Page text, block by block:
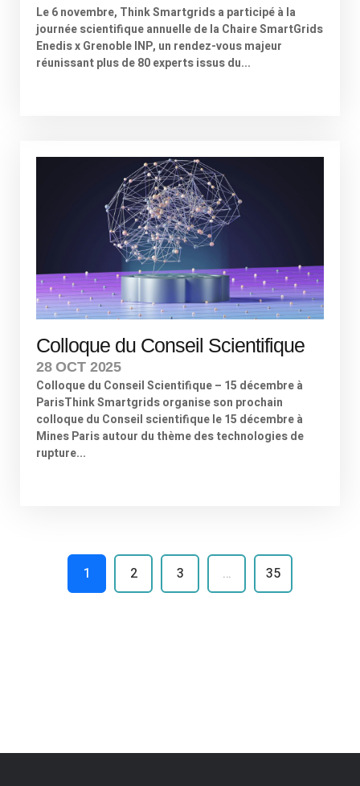
Le 6 novembre, Think Smartgrids a participé à la
journée scientifique annuelle de la Chaire SmartGrids
Enedis x Grenoble INP, un rendez-vous majeur
réunissant plus de 80 experts issus du...
Colloque du Conseil Scientifique
28 OCT 2025
Colloque du Conseil Scientifique – 15 décembre à
ParisThink Smartgrids organise son prochain
colloque du Conseil scientifique le 15 décembre à
Mines Paris autour du thème des technologies de
rupture...
1 2 3 … 35